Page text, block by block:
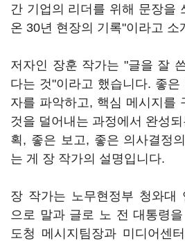
간 기업의 리더를 위해 문장을
온 30년 현장의 기록"이라고 소
저자인 장훈 작가는 "글을 잘
다는 것"이라고 했습니다. 좋
자를 파악하고, 핵심 메시지를
것을 덜어내는 과정에서 완성되
획, 좋은 보고, 좋은 의사결정
는 게 장 작가의 설명입니다.
장 작가는 노무현정부 청와대
으로 말과 글로 노 전 대통령
도청 메시지팀장과 미디어센